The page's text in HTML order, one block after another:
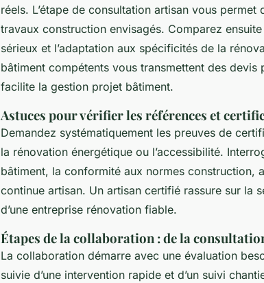
réels. L’étape de consultation artisan vous permet
travaux construction envisagés. Comparez
sérieux et l’adaptation aux spécificités de la
bâtiment compétents vous transmettent des
facilite la gestion projet bâtiment.
Astuces pour vérifier les références et
Demandez systématiquement les preuves de
la rénovation énergétique ou l’accessibilité.
bâtiment, la conformité aux normes construction,
continue artisan. Un artisan certifié rassure sur la
d’une entreprise rénovation fiable.
Étapes de la collaboration : de la
La collaboration démarre avec une évaluation
suivie d’une intervention rapide et d’un suivi